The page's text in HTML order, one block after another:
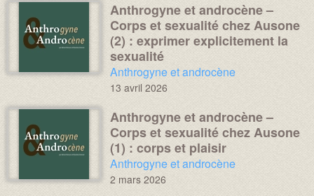
Anthrogyne et androcène –
Corps et sexualité chez Ausone
(2) : exprimer explicitement la
sexualité
Chronique :
Anthrogyne et androcène
13 avril 2026
Anthrogyne et androcène –
Corps et sexualité chez Ausone
(1) : corps et plaisir
Chronique :
Anthrogyne et androcène
2 mars 2026